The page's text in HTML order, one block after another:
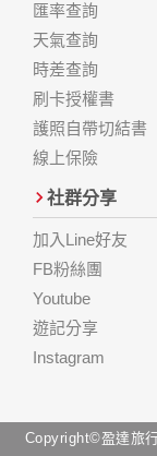
匯率查詢
天氣查詢
時差查詢
刷卡授權書
護照自帶切結書
線上保險
社群分享
加入Line好友
FB粉絲團
Youtube
遊記分享
Instagram
Copyright©盈達旅